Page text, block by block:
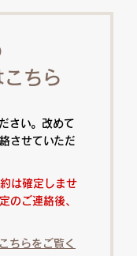
ちら
さい。改めて
させていただ
は確定しませ
のご連絡後、
ちらをご覧く